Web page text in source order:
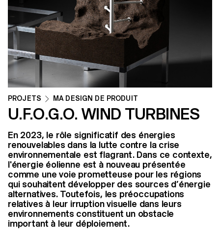
PROJETS MA DESIGN DE PRODUIT
U.F.O.G.O. WIND TURBINES
En 2023, le rôle significatif des énergies
renouvelables dans la lutte contre la crise
environnementale est flagrant. Dans ce contexte,
l'énergie éolienne est à nouveau présentée
comme une voie prometteuse pour les régions
qui souhaitent développer des sources d’énergie
alternatives. Toutefois, les préoccupations
relatives à leur irruption visuelle dans leurs
environnements constituent un obstacle
important à leur déploiement.